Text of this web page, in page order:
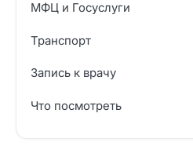
МФЦ и Госуслуги
Транспорт
Запись к врачу
Что посмотреть